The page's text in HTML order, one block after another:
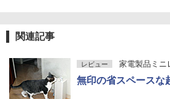
関連記事
レビュー 家電製品ミニ
無印の省スペースな